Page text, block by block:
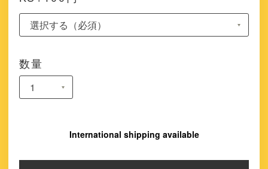
数量
International shipping available